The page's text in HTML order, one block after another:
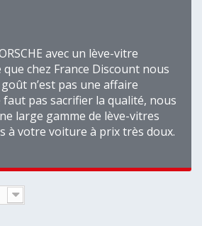
avec un lève-vitre
que chez France Discount nous
n’est pas une affaire
faut pas sacrifier la qualité, nous
large gamme de lève-vitres
à votre voiture à prix très doux.